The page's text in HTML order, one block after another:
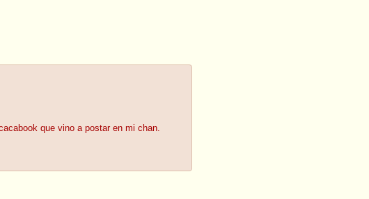
que vino a postar en mi chan.